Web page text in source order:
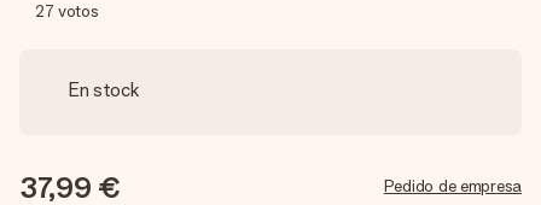
27 votos
En stock
37,99 € Pedido de empresa